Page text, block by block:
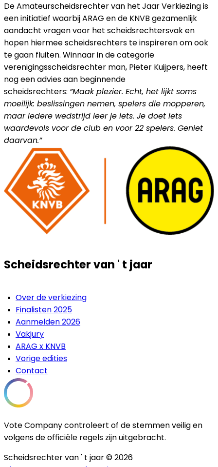
De Amateurscheidsrechter van het Jaar Verkiezing is
een initiatief waarbij ARAG en de KNVB gezamenlijk
aandacht vragen voor het scheidsrechtersvak en
hopen hiermee scheidsrechters te inspireren om ook
te gaan fluiten. Winnaar in de categorie
verenigingsscheidsrechter man, Pieter Kuijpers, heeft
nog een advies aan beginnende
scheidsrechters: ”Maak plezier. Echt, het lijkt soms
moeilijk: beslissingen nemen, spelers die mopperen,
maar iedere wedstrijd leer je iets. Je doet iets
waardevols voor de club en voor 22 spelers. Geniet
daarvan.”
Scheidsrechter van ' t jaar
Over de verkiezing
Finalisten 2025
Aanmelden 2026
Vakjury
ARAG x KNVB
Vorige edities
Contact
Vote Company controleert of de stemmen veilig en
volgens de officiële regels zijn uitgebracht.
Scheidsrechter van ' t jaar © 2026